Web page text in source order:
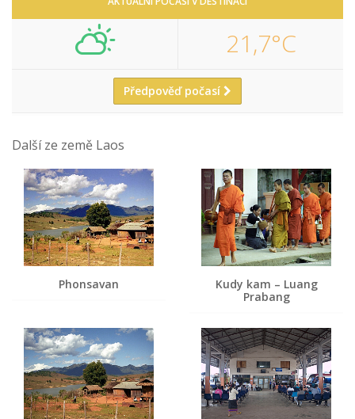
21,7°C
Předpověď počasí
Další ze země Laos
Phonsavan
Kudy kam – Luang
Prabang